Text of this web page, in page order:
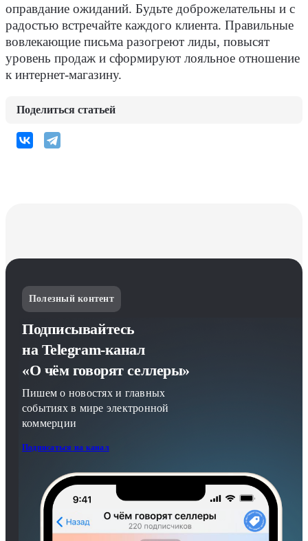
оправдание ожиданий. Будьте доброжелательны и с
радостью встречайте каждого клиента. Правильные
вовлекающие письма разогреют лиды, повысят
уровень продаж и сформируют лояльное отношение
к интернет-магазину.
Поделиться статьей
Полезный контент
Подписывайтесь
на Telegram-канал
«О чём говорят селлеры»
Пишем о новостях и главных
событиях в мире электронной
коммерции
Подписаться на канал